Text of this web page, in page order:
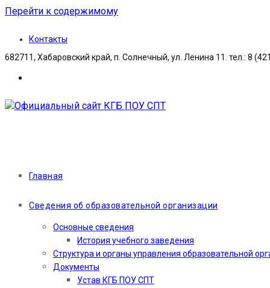
Перейти к содержимому
Контакты
682711, Хабаровский край, п. Солнечный, ул. Ленина 11. тел.: 8
Главная
Сведения об образовательной организации
Основные сведения
История учебного заведения
Структура и органы управления образовательной
Документы
Устав КГБ ПОУ СПТ